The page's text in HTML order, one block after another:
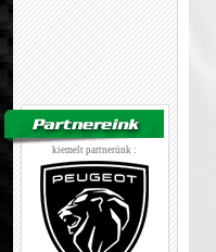
kiemelt partnerünk :